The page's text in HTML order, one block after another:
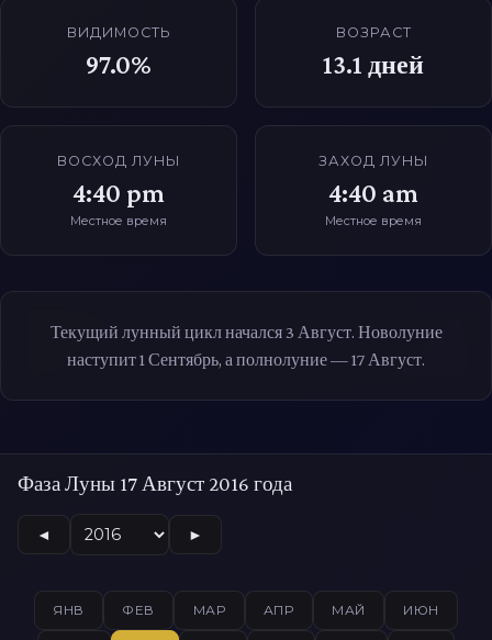
ВИДИМОСТЬ
97.0%
ВОЗРАСТ
13.1 дней
ВОСХОД ЛУНЫ
4:40 pm
Местное время
ЗАХОД ЛУНЫ
4:40 am
Местное время
Текущий лунный цикл начался 3 Август. Новолуние
наступит 1 Сентябрь, а полнолуние — 17 Август.
Фаза Луны 17 Август 2016 года
◄ ►
ЯНВ ФЕВ МАР АПР МАЙ ИЮН